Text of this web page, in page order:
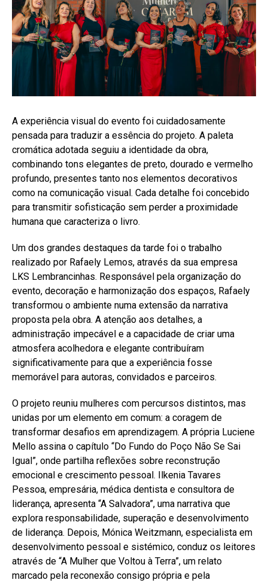
A experiência visual do evento foi cuidadosamente
pensada para traduzir a essência do projeto. A paleta
cromática adotada seguiu a identidade da obra,
combinando tons elegantes de preto, dourado e vermelho
profundo, presentes tanto nos elementos decorativos
como na comunicação visual. Cada detalhe foi concebido
para transmitir sofisticação sem perder a proximidade
humana que caracteriza o livro.
Um dos grandes destaques da tarde foi o trabalho
realizado por Rafaely Lemos, através da sua empresa
LKS Lembrancinhas. Responsável pela organização do
evento, decoração e harmonização dos espaços, Rafaely
transformou o ambiente numa extensão da narrativa
proposta pela obra. A atenção aos detalhes, a
administração impecável e a capacidade de criar uma
atmosfera acolhedora e elegante contribuíram
significativamente para que a experiência fosse
memorável para autoras, convidados e parceiros.
O projeto reuniu mulheres com percursos distintos, mas
unidas por um elemento em comum: a coragem de
transformar desafios em aprendizagem. A própria Luciene
Mello assina o capítulo “Do Fundo do Poço Não Se Sai
Igual”, onde partilha reflexões sobre reconstrução
emocional e crescimento pessoal. Ilkenia Tavares
Pessoa, empresária, médica dentista e consultora de
liderança, apresenta “A Salvadora”, uma narrativa que
explora responsabilidade, superação e desenvolvimento
de liderança. Depois, Mónica Weitzmann, especialista em
desenvolvimento pessoal e sistémico, conduz os leitores
através de “A Mulher que Voltou à Terra”, um relato
marcado pela reconexão consigo própria e pela